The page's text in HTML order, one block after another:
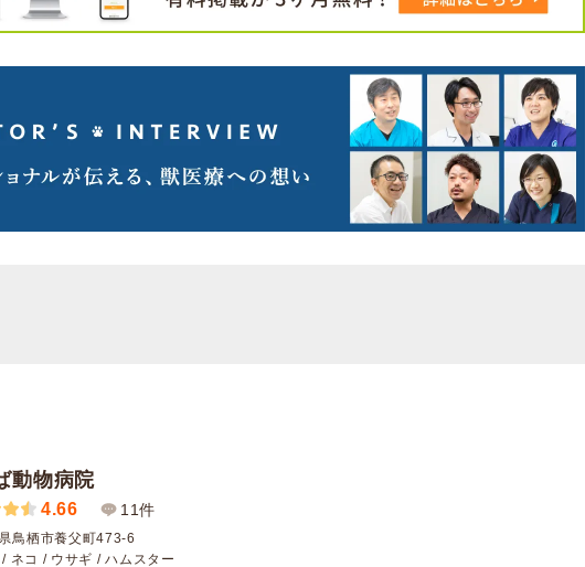
動物病院
4.66 11件
鳥栖市養父町473-6
/ ネコ / ウサギ / ハムスター